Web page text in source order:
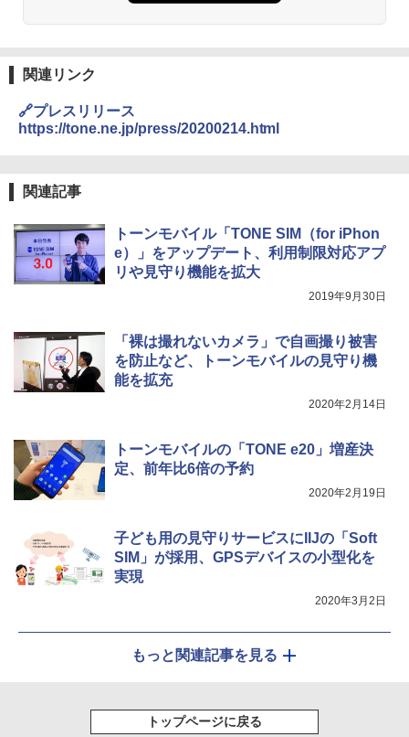
関連リンク
🔗プレスリリース
https://tone.ne.jp/press/20200214.html
関連記事
トーンモバイル「TONE SIM（for iPhon
e）」をアップデート、利用制限対応アプ
リや見守り機能を拡大
2019年9月30日
「裸は撮れないカメラ」で自画撮り被害
を防止など、トーンモバイルの見守り機
能を拡充
2020年2月14日
トーンモバイルの「TONE e20」増産決
定、前年比6倍の予約
2020年2月19日
子ども用の見守りサービスにIIJの「Soft
SIM」が採用、GPSデバイスの小型化を
実現
2020年3月2日
もっと関連記事を見る
トップページに戻る